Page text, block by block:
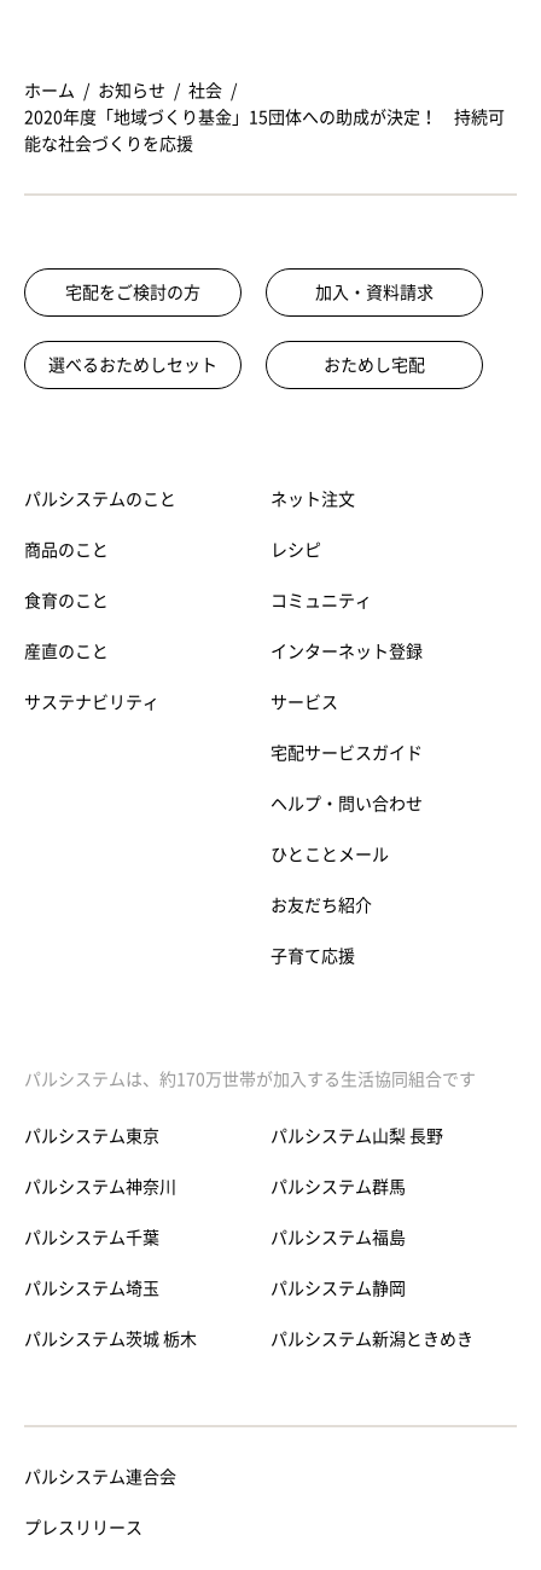
ホーム お知らせ
社会
2020年度「地域づくり基金」15団体への助成が決定！ 持続可
能な社会づくりを応援
宅配をご検討の方 加入・資料請求
選べるおためしセット おためし宅配
パルシステムのこと
商品のこと
食育のこと
産直のこと
サステナビリティ
ネット注文
レシピ
コミュニティ
インターネット登録
サービス
宅配サービスガイド
ヘルプ・問い合わせ
ひとことメール
お友だち紹介
子育て応援
パルシステムは、約170万世帯が加入する生活協同組合です
パルシステム東京
パルシステム神奈川
パルシステム千葉
パルシステム埼玉
パルシステム茨城 栃木
パルシステム山梨 長野
パルシステム群馬
パルシステム福島
パルシステム静岡
パルシステム新潟ときめき
パルシステム連合会
プレスリリース